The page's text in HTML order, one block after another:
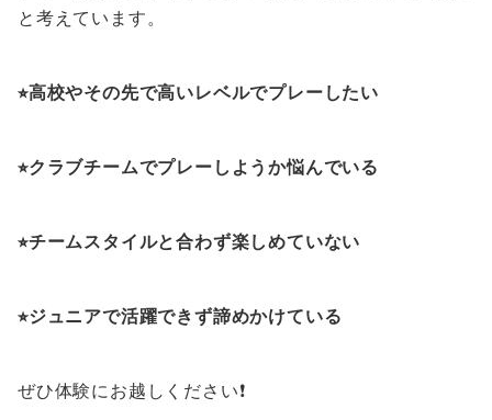
と考えています。
⭐︎高校やその先で高いレベルでプレーしたい
⭐︎クラブチームでプレーしようか悩んでいる
⭐︎チームスタイルと合わず楽しめていない
⭐︎ジュニアで活躍できず諦めかけている
ぜひ体験にお越しください❗️